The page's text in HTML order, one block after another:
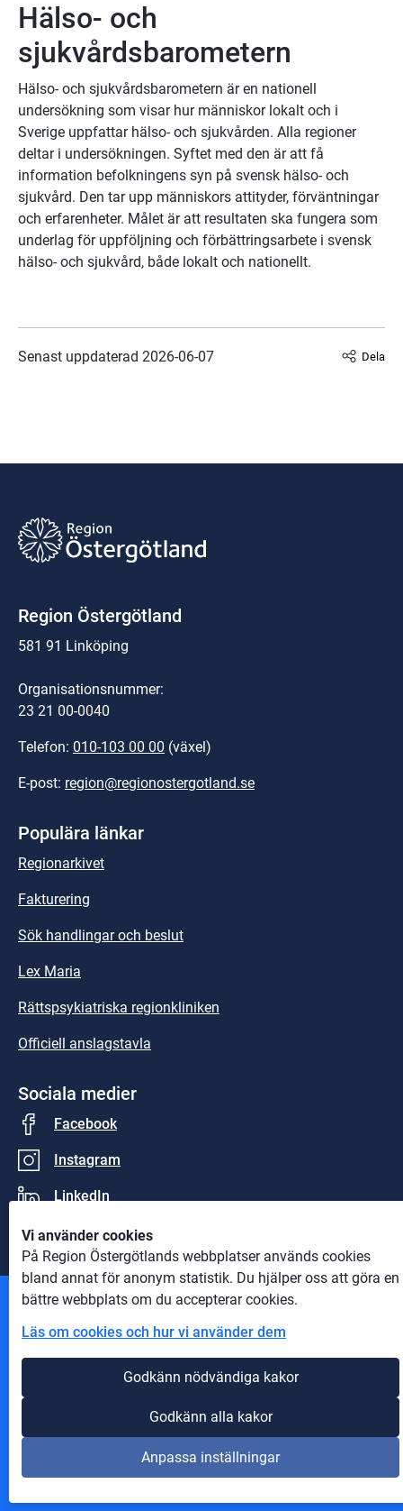
Vi använder cookies
På Region Östergötlands webbplatser används cookies
bland annat för anonym statistik. Du hjälper oss att göra en
bättre webbplats om du accepterar cookies.
Läs om cookies och hur vi använder dem
Godkänn nödvändiga kakor
Godkänn alla kakor
Anpassa inställningar
Hälso- och
sjukvårdsbarometern
Hälso- och sjukvårdsbarometern är en nationell
undersökning som visar hur människor lokalt och i
Sverige uppfattar hälso- och sjukvården. Alla regioner
deltar i undersökningen. Syftet med den är att få
information be­folkningens syn på svensk hälso- och
sjukvård. Den tar upp människors attityder, förväntningar
och erfarenheter. Målet är att resultaten ska fungera som
underlag för uppföljning och förbättringsarbete i svensk
hälso- och sjukvård, både lokalt och nationellt.
Senast uppdaterad 2026-06-07 Dela
Region Östergötland
581 91 Linköping
Organisationsnummer:
23 21 00-0040
Telefon: 010-103 00 00 (växel)
E-post: region@regionostergotland.se
Populära länkar
Regionarkivet
Fakturering
Sök handlingar och beslut
Lex Maria
Rättspsykiatriska regionkliniken
Officiell anslagstavla
Sociala medier
Facebook
Instagram
LinkedIn
Information om cookies
Om webbplatsen
Tillgänglighet på webbplatsen